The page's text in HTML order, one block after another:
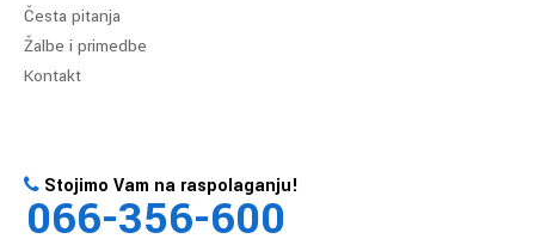
Česta pitanja
Žalbe i primedbe
Kontakt
Stojimo Vam na raspolaganju!
066-356-600